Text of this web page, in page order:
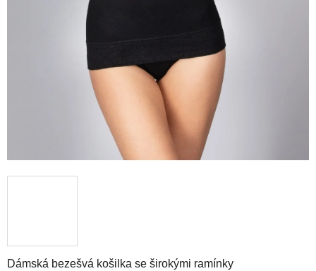
Dámská bezešvá košilka se širokými ramínky